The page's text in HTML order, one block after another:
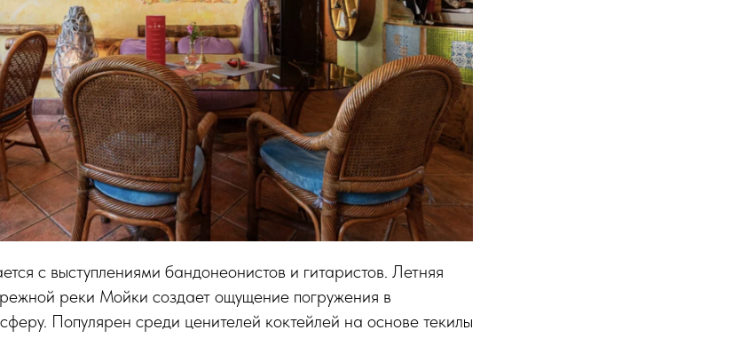
с выступлениями бандонеонистов и гитаристов. Летняя
реки Мойки создает ощущение погружения в
Популярен среди ценителей коктейлей на основе текилы